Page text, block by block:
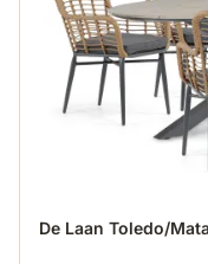
De Laan Toledo/
De prijs is